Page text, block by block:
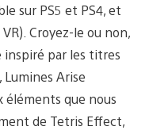
sur PS5 et PS4, et
Croyez-le ou non,
inspiré par les titres
Arise
éléments que nous
de Tetris Effect,